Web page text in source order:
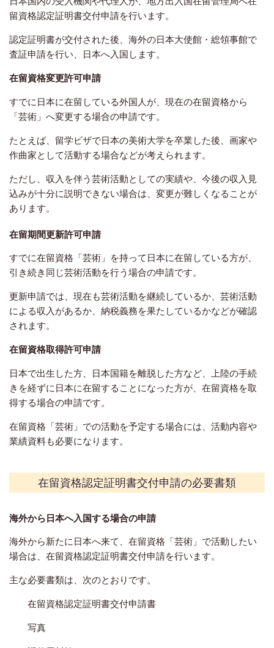
留資格認定証明書交付申請を行います。
認定証明書が交付された後、海外の日本大使館・総領事館で
査証申請を行い、日本へ入国します。
在留資格変更許可申請
すでに日本に在留している外国人が、現在の在留資格から
「芸術」へ変更する場合の申請です。
たとえば、留学ビザで日本の美術大学を卒業した後、画家や
作曲家として活動する場合などが考えられます。
ただし、収入を伴う芸術活動としての実績や、今後の収入見
込みが十分に説明できない場合は、変更が難しくなることが
あります。
在留期間更新許可申請
すでに在留資格「芸術」を持って日本に在留している方が、
引き続き同じ芸術活動を行う場合の申請です。
更新申請では、現在も芸術活動を継続しているか、芸術活動
による収入があるか、納税義務を果たしているかなどが確認
されます。
在留資格取得許可申請
日本で出生した方、日本国籍を離脱した方など、上陸の手続
きを経ずに日本に在留することになった方が、在留資格を取
得する場合の申請です。
在留資格「芸術」での活動を予定する場合には、活動内容や
業績資料も必要になります。
在留資格認定証明書交付申請の必要書類
海外から日本へ入国する場合の申請
海外から新たに日本へ来て、在留資格「芸術」で活動したい
場合は、在留資格認定証明書交付申請を行います。
主な必要書類は、次のとおりです。
在留資格認定証明書交付申請書
写真